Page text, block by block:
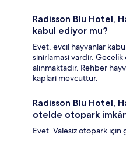
Radisson Blu Hotel,
kabul ediyor mu?
Evet, evcil hayvanlar
sınırlaması vardır.
alınmaktadır. Rehber
kapları mevcuttur.
Radisson Blu Hotel,
otelde otopark
Evet. Valesiz otopark için